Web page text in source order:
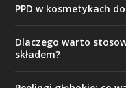
PPD w kosmetykach
Dlaczego warto
składem?